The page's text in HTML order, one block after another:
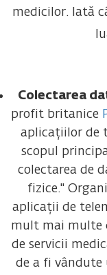
medicilor. Iată
Colectarea
profit britanice
aplicațiilor de
scopul
colectarea de
fizice."
aplicații de
mult mai multe
de servicii
de a fi vândute